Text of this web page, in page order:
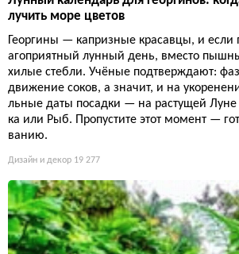
лучить море цветов
Георгины — капризные красавцы, и если
агоприятный лунный день, вместо
хилые стебли. Учёные подтверждают:
движение соков, а значит, и на
льные даты посадки — на растущей Луне
ка или Рыб. Пропустите этот момент —
ванию.
Дизайн и декор 19 277